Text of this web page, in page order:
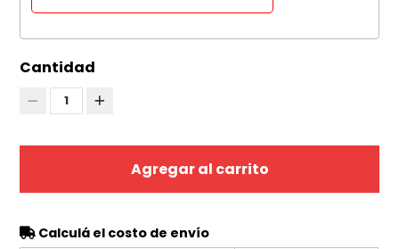
Cantidad
1
Agregar al carrito
Calculá el costo de envío